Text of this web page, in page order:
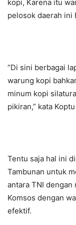
kopi, Karena itu
pelosok daerah ini
“Di sini berbagai
warung kopi
minum kopi
pikiran,” kata
Tentu saja hal ini
Tambunan untuk
antara TNI dengan
Komsos dengan
efektif.